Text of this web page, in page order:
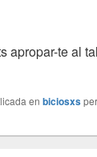
apropar-te al
en biciosxsper